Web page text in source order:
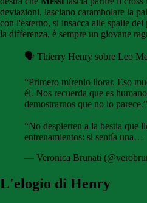
deviazioni, lasciano carambolare la
con l'esterno, si insacca alle spalle
la differenza, è sempre un giovane
🗣️ Thierry Henry sobre Leo
“Primero mírenlo llorar. Eso
él. Nos recuerda que es
demostrarnos que no lo parece.”
“No despierten a la bestia que
entrenamientos: si sentía una…
— Veronica Brunati
L'elogio di Henry